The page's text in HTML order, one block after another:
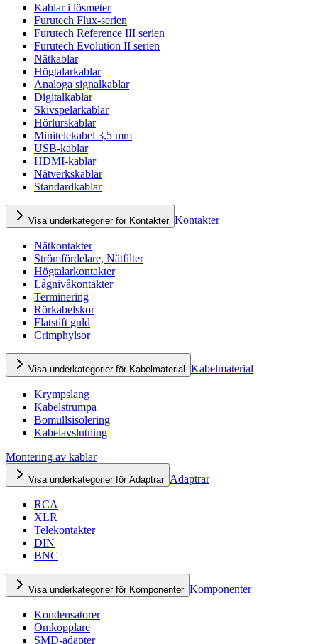
Kablar i lösmeter
Furutech Flux-serien
Furutech Reference III serien
Furutech Evolution II serien
Nätkablar
Högtalarkablar
Analoga signalkablar
Digitalkablar
Skivspelarkablar
Hörlurskablar
Minitelekabel 3,5 mm
USB-kablar
HDMI-kablar
Nätverkskablar
Standardkablar
Visa underkategorier för Kontakter Kontakter
Nätkontakter
Strömfördelare, Nätfilter
Högtalarkontakter
Lågnivåkontakter
Terminering
Rörkabelskor
Flatstift guld
Crimphylsor
Visa underkategorier för Kabelmaterial Kabelmaterial
Krympslang
Kabelstrumpa
Bomullsisolering
Kabelavslutning
Montering av kablar
Visa underkategorier för Adaptrar Adaptrar
RCA
XLR
Telekontakter
DIN
BNC
Visa underkategorier för Komponenter Komponenter
Kondensatorer
Omkopplare
SMD-adapter